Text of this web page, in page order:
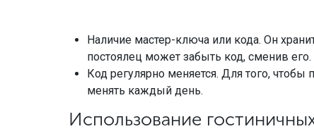
Наличие мастер-ключа или кода. Он
постоялец может забыть код, сменив
Код регулярно меняется. Для того,
менять каждый день.
Использование